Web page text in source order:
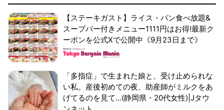
【ステーキガスト】ライス・パン食べ放題&
スープバー付きメニュー1111円はお得!最新ク
ーポンを公式Xで公開中《9月23日まで》
「多指症」で生まれた娘と、受け止められな
い私。産後初めての夜、助産師がミルクをあ
げてるのを見て...(静岡県・20代女性)|Jタウ